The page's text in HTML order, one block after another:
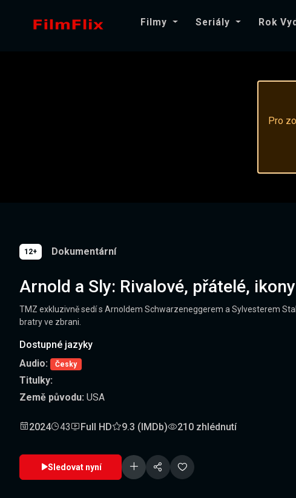
Filmy Seriály Rok
Pro
12+ Dokumentární
Arnold a Sly: Rivalové, přátelé, ikony
TMZ exkluzivně sedí s Arnoldem Schwarzeneggerem a Sylvesterem
bratry ve zbrani.
Dostupné jazyky
Audio:
Česky
Titulky:
Země původu: USA
2024 43 Full HD 9.3 (IMDb) 210 zhlédnutí
Sledovat nyní